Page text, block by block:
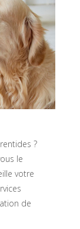
?
le
votre
de